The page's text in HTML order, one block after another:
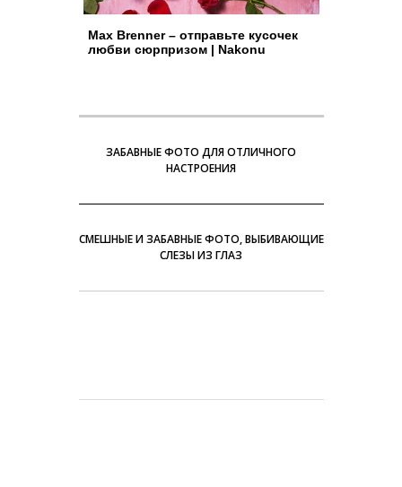
Max Brenner – отправьте кусочек
любви сюрпризом | Nakonu
ЗАБАВНЫЕ ФОТО ДЛЯ ОТЛИЧНОГО
НАСТРОЕНИЯ
СМЕШНЫЕ И ЗАБАВНЫЕ ФОТО, ВЫБИВАЮЩИЕ
СЛЕЗЫ ИЗ ГЛАЗ